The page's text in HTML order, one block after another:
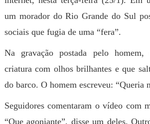
um morador do Rio Grande do Sul
sociais que fugia de uma “fera”.
Na gravação postada pelo
criatura com olhos brilhantes e que
do barco. O homem escreveu: “Queria
Seguidores comentaram o vídeo com
“Que agoniante”, disse um deles.